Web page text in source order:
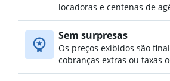
locadoras e centenas de
Sem surpresas
Os preços exibidos são
cobranças extras ou taxas